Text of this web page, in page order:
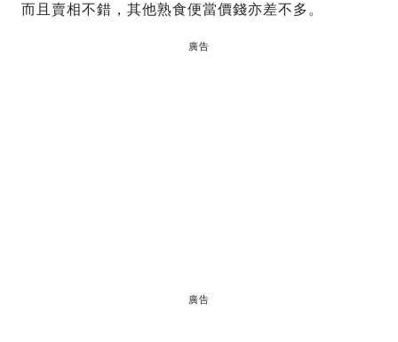
而且賣相不錯，其他熟食便當價錢亦差不多。
廣告
廣告